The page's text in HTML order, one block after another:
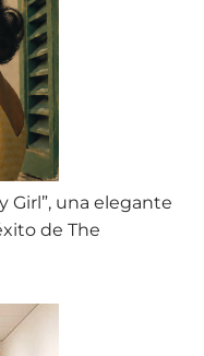
Girl”, una elegante
de The